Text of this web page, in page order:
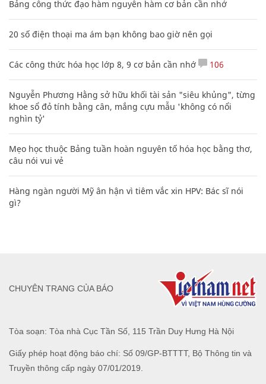
Bảng công thức đạo hàm nguyên hàm cơ bản cần nhớ
20 số điện thoại ma ám bạn không bao giờ nên gọi
Các công thức hóa học lớp 8, 9 cơ bản cần nhớ 106
Nguyễn Phương Hằng sở hữu khối tài sản "siêu khủng", từng
khoe sổ đỏ tính bằng cân, mắng cựu mẫu 'không có nổi
nghìn tỷ'
Mẹo học thuộc Bảng tuần hoàn nguyên tố hóa học bằng thơ,
câu nói vui vẻ
Hàng ngàn người Mỹ ân hận vì tiêm vắc xin HPV: Bác sĩ nói
gì?
Tòa soạn: Tòa nhà Cục Tần Số, 115 Trần Duy Hưng Hà Nội
Giấy phép hoạt động báo chí: Số 09/GP-BTTTT, Bộ Thông tin và
Truyền thông cấp ngày 07/01/2019.
CHUYÊN TRANG CỦA BÁO